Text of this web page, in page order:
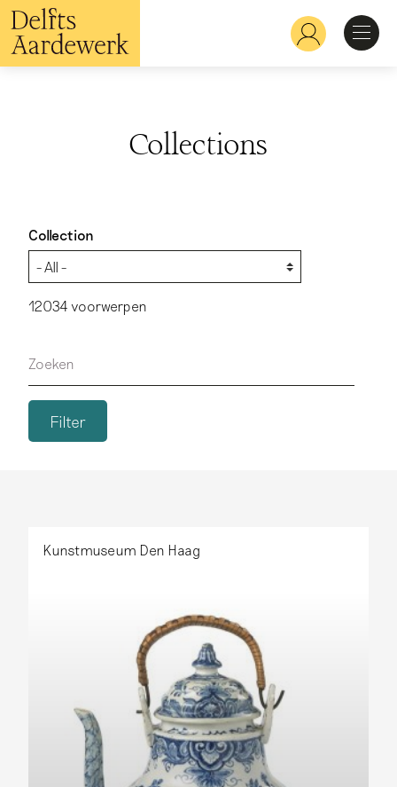
Skip
to
main
content
Hoofdnavigatie
Learn
Collections
Collection
12034 voorwerpen
Zoeken
Kunstmuseum Den Haag